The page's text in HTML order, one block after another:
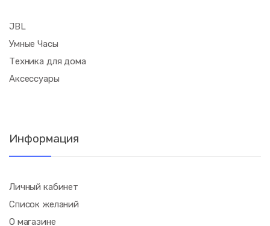
JBL
Умные Часы
Техника для дома
Аксессуары
Информация
Личный кабинет
Список желаний
О магазине